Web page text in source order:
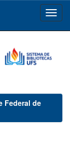
Federal de